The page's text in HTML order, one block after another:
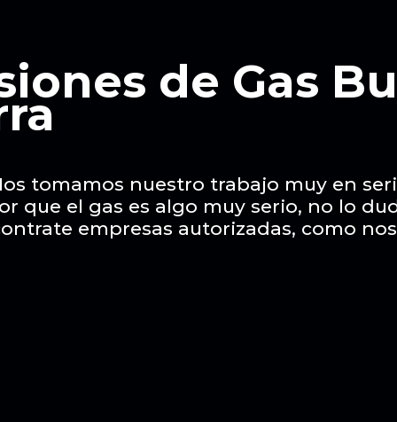
de Gas
tomamos nuestro trabajo muy en
que el gas es algo muy serio, no lo
empresas autorizadas, como